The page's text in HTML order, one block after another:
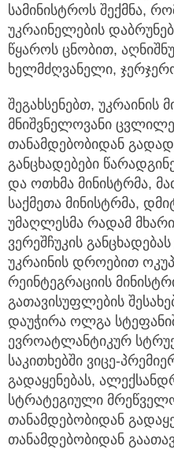
სამინისტროს შექმნა,
უკრაინელების
წყაროს ცნობით,
ხელმძღვანელი,
შეგახსენებთ, უკრაინის
მნიშვნელოვანი
თანამდებობიდან
განცხადებები
და ოთხმა მინისტრმა,
საქმეთა მინისტრმა,
უმაღლესმა რადამ
ვერეშჩუკის
უკრაინის დროებით
რეინტეგრაციის
გათავისუფლების
დაუჭირა ოლგა
ევროატლანტიკურ
საკითხებში ვიცე-
გადაყენებას,
სტრატეგიული
თანამდებობიდან
თანამდებობიდან